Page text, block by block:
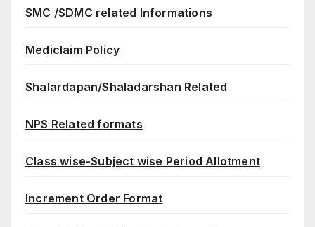
SMC /SDMC related Informations
Mediclaim Policy
Shalardapan/Shaladarshan Related
NPS Related formats
Class wise-Subject wise Period Allotment
Increment Order Format